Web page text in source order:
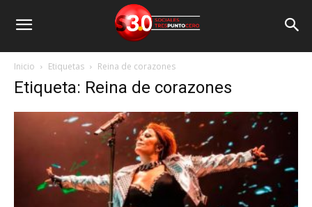
Inicio Etiquetas Reina de corazones
Etiqueta: Reina de corazones